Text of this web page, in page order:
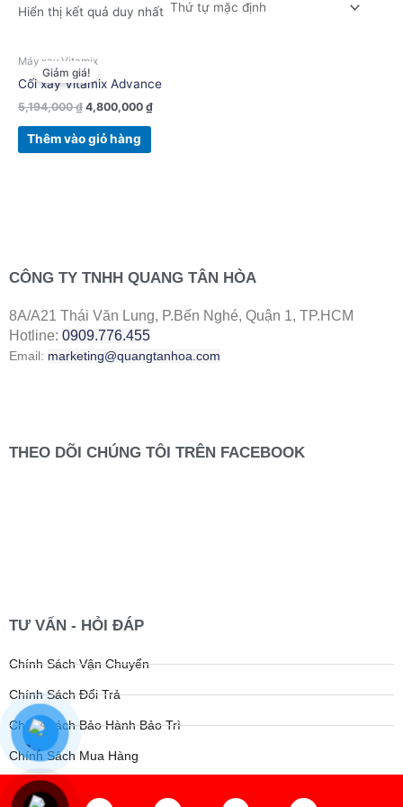
Hiển thị kết quả duy nhất
Giảm giá!
Máy xay Vitamix
Cối xay Vitamix Advance
5,194,000₫
gốc
là:
4,800,000 ₫
tại
4,800,000 ₫.
Thêm vào giỏ hàng
CÔNG TY TNHH QUANG TÂN HÒA
8A/A21 Thái Văn Lung, P.Bến Nghé, Quận 1, TP.HCM
Hotline: 0909.776.455
Email: marketing@quangtanhoa.com
THEO DÕI CHÚNG TÔI TRÊN FACEBOOK
TƯ VẤN - HỎI ĐÁP
Chính Sách Vận Chuyển
Chính Sách Đổi Trả
Chính Sách Bảo Hành Bảo Trì
Chính Sách Mua Hàng
F Y I P